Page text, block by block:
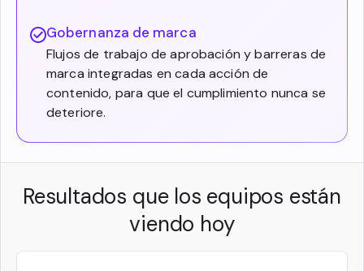
Gobernanza de marca
Flujos de trabajo de aprobación y barreras de
marca integradas en cada acción de
contenido, para que el cumplimiento nunca se
deteriore.
Resultados que los equipos están
viendo hoy